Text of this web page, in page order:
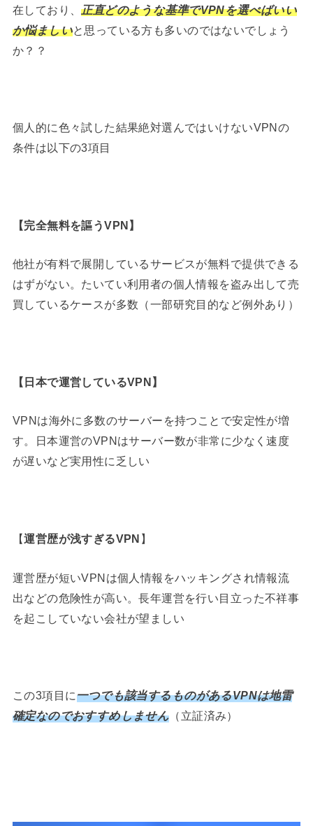
在しており、正直どのような基準でVPNを選べばいい
か悩ましいと思っている方も多いのではないでしょう
か？？
個人的に色々試した結果絶対選んではいけないVPNの
条件は以下の3項目
【完全無料を謳うVPN】
他社が有料で展開しているサービスが無料で提供できる
はずがない。たいてい利用者の個人情報を盗み出して売
買しているケースが多数（一部研究目的など例外あり）
【 日本で運営しているVPN】
VPNは海外に多数のサーバーを持つことで安定性が増
す。日本運営のVPNはサーバー数が非常に少なく速度
が遅いなど実用性に乏しい
【運営歴が浅すぎるVPN 】
運営歴が短いVPNは個人情報をハッキングされ情報流
出などの危険性が高い。長年運営を行い目立った不祥事
を起こしていない会社が望ましい
この3項目に一つでも該当するものがあるVPNは地雷
確定なのでおすすめしません （立証済み）